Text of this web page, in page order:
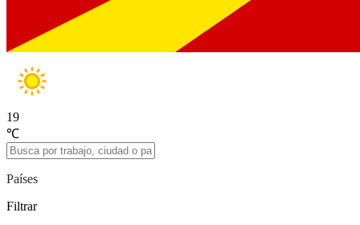
19
℃
Países
Filtrar